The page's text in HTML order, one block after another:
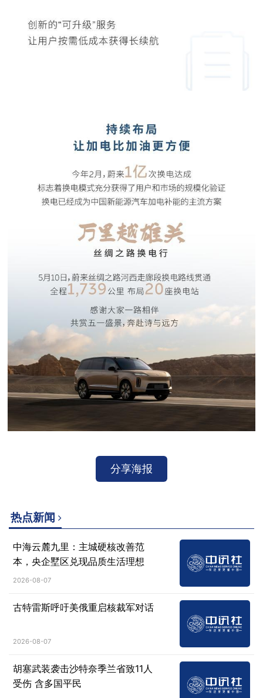
分享海报
热点新闻
中海云麓九里：主城硬核改善范
本，央企墅区兑现品质生活理想
2026-08-07
古特雷斯呼吁美俄重启核裁军对话
2026-08-07
胡塞武装袭击沙特奈季兰省致11人
受伤 含多国平民